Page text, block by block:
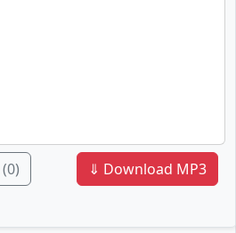
(0)
⇓ Download MP3